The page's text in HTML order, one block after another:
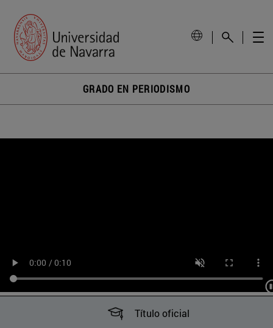
GRADO EN PERIODISMO
Título oficial